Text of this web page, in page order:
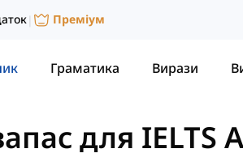
| Преміум
Граматика Вирази
для IELTS